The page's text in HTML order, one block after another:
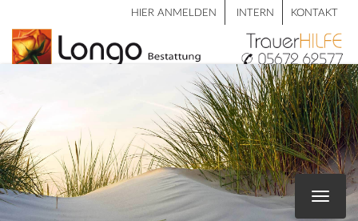
HIER ANMELDEN INTERN KONTAKT
Toggle